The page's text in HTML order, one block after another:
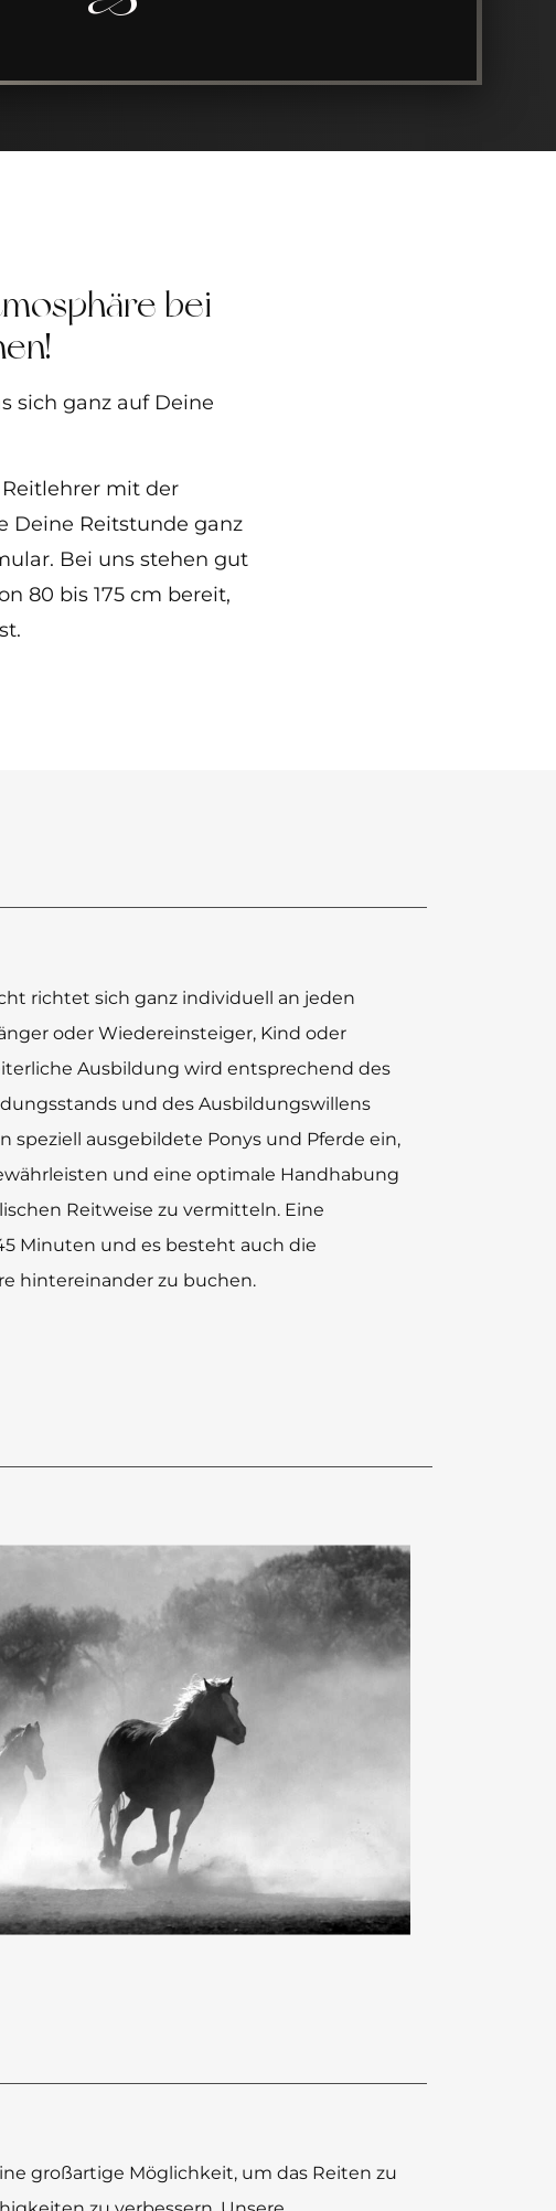
bei
sich ganz auf Deine
mit der
Deine Reitstunde ganz
Bei uns stehen gut
80 bis 175 cm bereit,
richtet sich ganz individuell an jeden
oder Wiedereinsteiger, Kind oder
Ausbildung wird entsprechend des
und des Ausbildungswillens
speziell ausgebildete Ponys und Pferde ein,
und eine optimale Handhabung
Reitweise zu vermitteln. Eine
Minuten und es besteht auch die
hintereinander zu buchen.
großartige Möglichkeit, um das Reiten zu